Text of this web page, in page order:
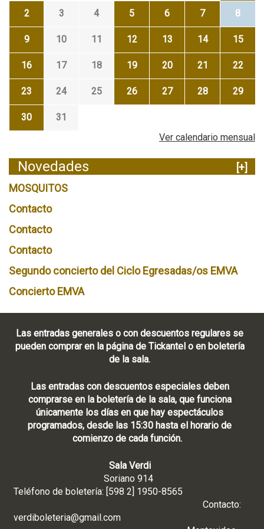
2 3 4 5 6 7 8
9 10 11 12 13 14 15
16 17 18 19 20 21 22
23 24 25 26 27 28 29
30
31
Ver calendario mensual
Novedades
[+]
MOSQUITOS
Contacto
Contacto
Contacto
Segundo concierto del Ciclo Egresadas/os EMVA
Concierto EMVA
Las entradas generales o con descuentos regulares se
pueden comprar en la página de Tickantel o en boletería
de la sala.
Las entradas con descuentos especiales deben
comprarse en la boletería de la sala, que funciona
únicamente los días en que hay espectáculos
programados, desde las 15:30 hasta el horario de
comienzo de cada función.
Sala Verdi
Soriano 914
Teléfono de boletería: [598 2] 1950-8565
Contacto:
verdiboleteria@gmail.com